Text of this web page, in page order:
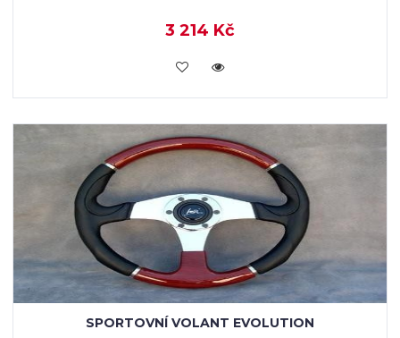
3 214 Kč
KOUPIT
SPORTOVNÍ VOLANT EVOLUTION